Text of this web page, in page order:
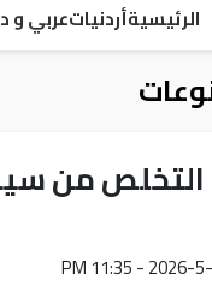
الرئيسيةأردنياتعربي و
من